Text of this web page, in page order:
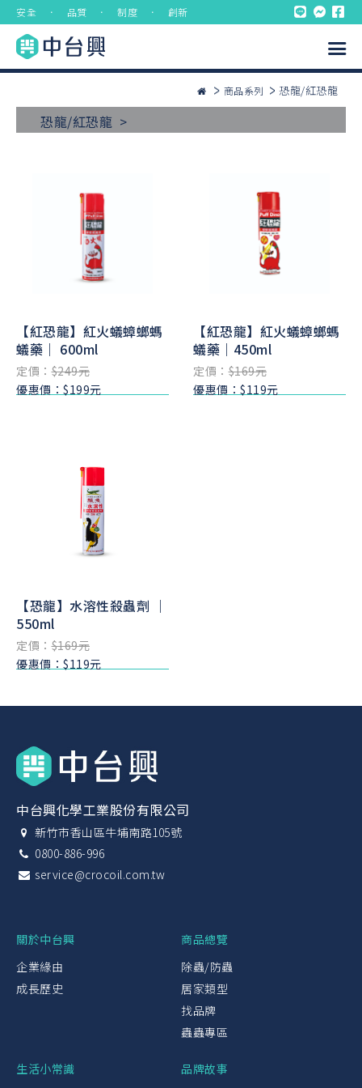
安全 ． 品質 ． 制度 ． 創新
商品系列 恐龍/紅恐龍
恐龍/紅恐龍 >
【紅恐龍】紅火蟻蟑螂螞
蟻藥｜ 600ml
定價：$249元
優惠價：$199元
【紅恐龍】紅火蟻蟑螂螞
蟻藥｜450ml
定價：$169元
優惠價：$119元
【恐龍】水溶性殺蟲劑 ｜
550ml
定價：$169元
優惠價：$119元
中台興化學工業股份有限公司
新竹市香山區牛埔南路105號
0800-886-996
service@crocoil.com.tw
關於中台興
企業緣由
成長歷史
商品總覽
除蟲/防蟲
居家類型
找品牌
蟲蟲專區
生活小常識 品牌故事